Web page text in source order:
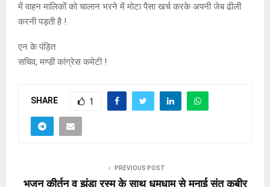
में वाहन मालिकों को चालान भरने में मोटा पैसा खर्च करके अपनी जेब ढीली
करनी पड़ती है !
एन के पंड़ित
सचिव, मण्डी कांग्रेस कमेटी !
SHARE 1
PREVIOUS POST
भजन कीर्तन व झंडा रस्म के साथ धूमधाम से मनाई संत कबीर